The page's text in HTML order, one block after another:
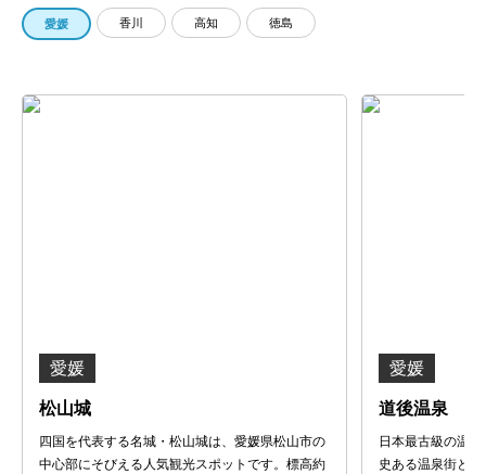
愛媛 香川 高知 徳島
愛媛
松山城
四国を代表する名城・松山城は、愛媛県松山市の
中心部にそびえる人気観光スポットです。標高約
愛媛
道後温泉
日本最古級の温
史ある温泉街と